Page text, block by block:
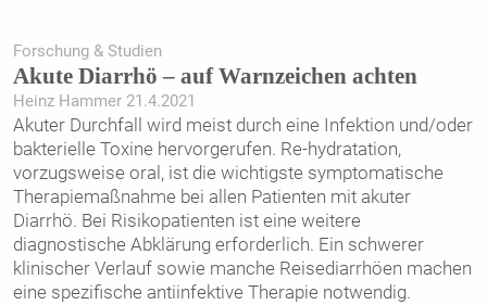
Forschung & Studien
Akute Diarrhö – auf Warnzeichen achten
Heinz Hammer 21.4.2021
Akuter Durchfall wird meist durch eine Infektion und/oder
bakterielle Toxine hervorgerufen. Re-hydratation,
vorzugsweise oral, ist die wichtigste symptomatische
Therapiemaßnahme bei allen Patienten mit akuter
Diarrhö. Bei Risikopatienten ist eine weitere
diagnostische Abklärung erforderlich. Ein schwerer
klinischer Verlauf sowie manche Reisediarrhöen machen
eine spezifische antiinfektive Therapie notwendig.